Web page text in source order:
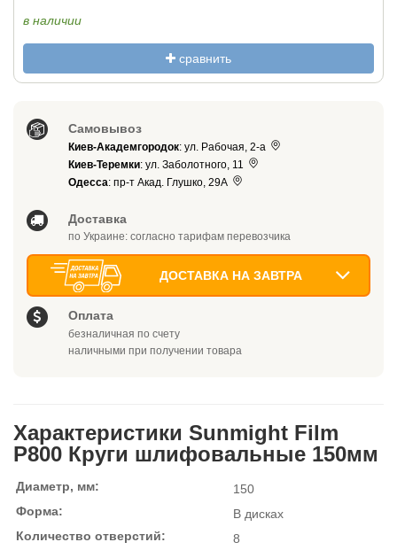
в наличии
сравнить
Самовывоз
Киев-Академгородок: ул. Рабочая, 2-а
Киев-Теремки: ул. Заболотного, 11
Одесса: пр-т Акад. Глушко, 29А
Доставка
по Украине: согласно тарифам перевозчика
ДОСТАВКА НА ЗАВТРА
Оплата
безналичная по счету
наличными при получении товара
Характеристики Sunmight Film
P800 Круги шлифовальные 150мм
Диаметр, мм:
150
Форма:
В дисках
Количество отверстий:
8